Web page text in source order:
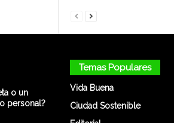
o un
personal?
Temas Populares
Vida Buena
Ciudad Sostenible